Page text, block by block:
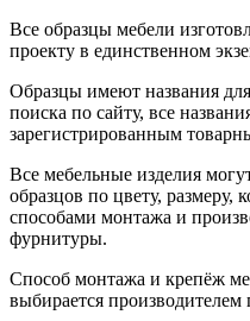
Все образцы мебели
проекту в единственном
Образцы имеют названия
поиска по сайту, все
зарегистрированным
Все мебельные изделия
образцов по цвету, размеру,
способами монтажа и
фурнитуры.
Способ монтажа и крепёж
выбирается